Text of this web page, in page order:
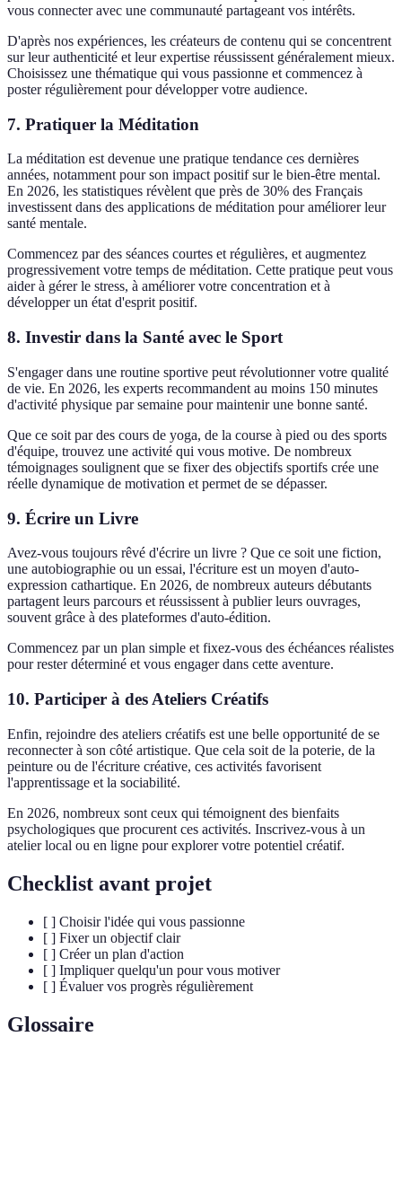
vous connecter avec une communauté partageant vos intérêts.
D'après nos expériences, les créateurs de contenu qui se concentrent
sur leur authenticité et leur expertise réussissent généralement mieux.
Choisissez une thématique qui vous passionne et commencez à
poster régulièrement pour développer votre audience.
7. Pratiquer la Méditation
La méditation est devenue une pratique tendance ces dernières
années, notamment pour son impact positif sur le bien-être mental.
En 2026, les statistiques révèlent que près de 30% des Français
investissent dans des applications de méditation pour améliorer leur
santé mentale.
Commencez par des séances courtes et régulières, et augmentez
progressivement votre temps de méditation. Cette pratique peut vous
aider à gérer le stress, à améliorer votre concentration et à
développer un état d'esprit positif.
8. Investir dans la Santé avec le Sport
S'engager dans une routine sportive peut révolutionner votre qualité
de vie. En 2026, les experts recommandent au moins 150 minutes
d'activité physique par semaine pour maintenir une bonne santé.
Que ce soit par des cours de yoga, de la course à pied ou des sports
d'équipe, trouvez une activité qui vous motive. De nombreux
témoignages soulignent que se fixer des objectifs sportifs crée une
réelle dynamique de motivation et permet de se dépasser.
9. Écrire un Livre
Avez-vous toujours rêvé d'écrire un livre ? Que ce soit une fiction,
une autobiographie ou un essai, l'écriture est un moyen d'auto-
expression cathartique. En 2026, de nombreux auteurs débutants
partagent leurs parcours et réussissent à publier leurs ouvrages,
souvent grâce à des plateformes d'auto-édition.
Commencez par un plan simple et fixez-vous des échéances réalistes
pour rester déterminé et vous engager dans cette aventure.
10. Participer à des Ateliers Créatifs
Enfin, rejoindre des ateliers créatifs est une belle opportunité de se
reconnecter à son côté artistique. Que cela soit de la poterie, de la
peinture ou de l'écriture créative, ces activités favorisent
l'apprentissage et la sociabilité.
En 2026, nombreux sont ceux qui témoignent des bienfaits
psychologiques que procurent ces activités. Inscrivez-vous à un
atelier local ou en ligne pour explorer votre potentiel créatif.
Checklist avant projet
[ ] Choisir l'idée qui vous passionne
[ ] Fixer un objectif clair
[ ] Créer un plan d'action
[ ] Impliquer quelqu'un pour vous motiver
[ ] Évaluer vos progrès régulièrement
Glossaire